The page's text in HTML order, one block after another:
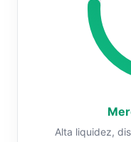
Alta liquidez,